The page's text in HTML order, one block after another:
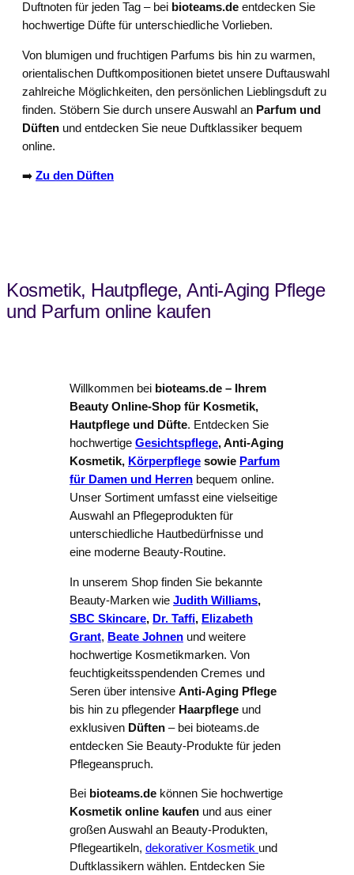
Duftnoten für jeden Tag – bei bioteams.de entdecken Sie
hochwertige Düfte für unterschiedliche Vorlieben.
Von blumigen und fruchtigen Parfums bis hin zu warmen,
orientalischen Duftkompositionen bietet unsere Duftauswahl
zahlreiche Möglichkeiten, den persönlichen Lieblingsduft zu
finden. Stöbern Sie durch unsere Auswahl an Parfum und
Düften und entdecken Sie neue Duftklassiker bequem
online.
➡️ Zu den Düften
Kosmetik, Hautpflege, Anti-Aging Pflege
und Parfum online kaufen
Willkommen bei bioteams.de – Ihrem
Beauty Online-Shop für Kosmetik,
Hautpflege und Düfte. Entdecken Sie
hochwertige Gesichtspflege, Anti-Aging
Kosmetik, Körperpflege sowie Parfum
für Damen und Herren bequem online.
Unser Sortiment umfasst eine vielseitige
Auswahl an Pflegeprodukten für
unterschiedliche Hautbedürfnisse und
eine moderne Beauty-Routine.
In unserem Shop finden Sie bekannte
Beauty-Marken wie Judith Williams,
SBC Skincare, Dr. Taffi, Elizabeth
Grant, Beate Johnen und weitere
hochwertige Kosmetikmarken. Von
feuchtigkeitsspendenden Cremes und
Seren über intensive Anti-Aging Pflege
bis hin zu pflegender Haarpflege und
exklusiven Düften – bei bioteams.de
entdecken Sie Beauty-Produkte für jeden
Pflegeanspruch.
Bei bioteams.de können Sie hochwertige
Kosmetik online kaufen und aus einer
großen Auswahl an Beauty-Produkten,
Pflegeartikeln, dekorativer Kosmetik und
Duftklassikern wählen. Entdecken Sie